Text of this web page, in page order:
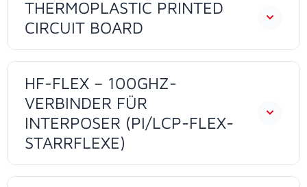
THERMOPLASTIC PRINTED
CIRCUIT BOARD
HF-FLEX – 100GHZ-
VERBINDER FÜR
INTERPOSER (PI/LCP-FLEX-
STARRFLEXE)